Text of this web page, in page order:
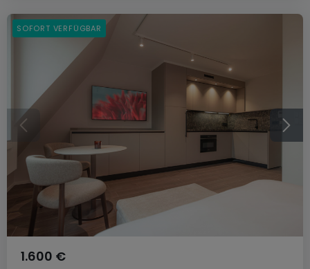
1.600 €
SOFORT VERFÜGBAR